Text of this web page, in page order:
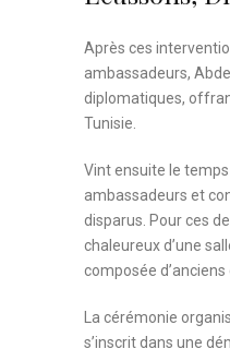
Après ces
ambassadeurs,
diplomatiques,
Tunisie.
Vint ensuite le
ambassadeurs et
disparus. Pour ces
chaleureux d’une
composée
La cérémonie
s’inscrit dans une